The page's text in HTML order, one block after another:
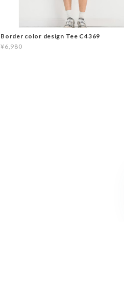
Border color design Tee C4369
¥6,980